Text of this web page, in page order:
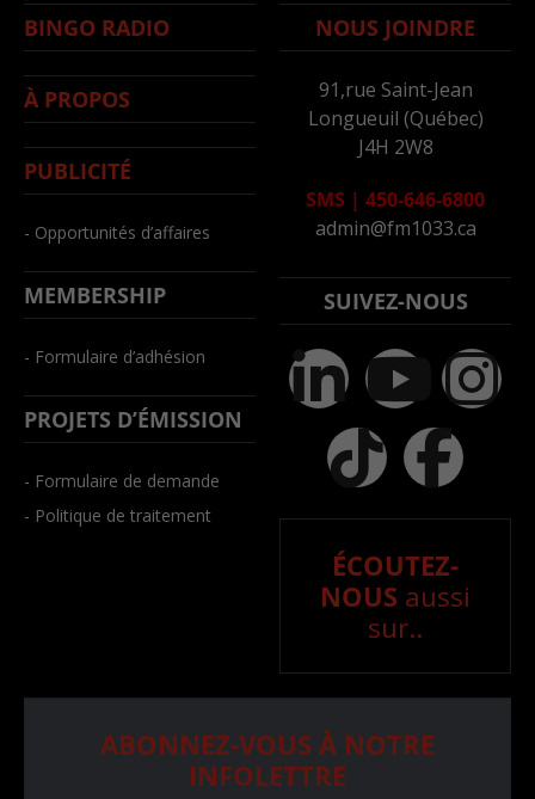
BINGO RADIO
À PROPOS
PUBLICITÉ
- Opportunités d’affaires
MEMBERSHIP
- Formulaire d’adhésion
PROJETS D’ÉMISSION
- Formulaire de demande
- Politique de traitement
NOUS JOINDRE
91,rue Saint-Jean
Longueuil (Québec)
J4H 2W8
SMS | 450-646-6800
admin@fm1033.ca
SUIVEZ-NOUS
ÉCOUTEZ-
NOUS aussi
sur..
ABONNEZ-VOUS À NOTRE
INFOLETTRE